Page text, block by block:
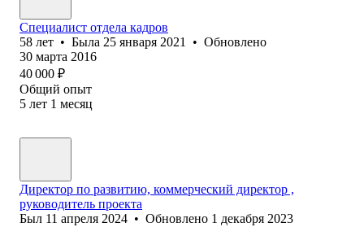
Специалист отдела кадров
58 лет • Была 25 января 2021 • Обновлено
30 марта 2016
40 000 ₽
Общий опыт
5 лет 1 месяц
Директор по развитию, коммерческий директор ,
руководитель проекта
Был 11 апреля 2024 • Обновлено 1 декабря 2023